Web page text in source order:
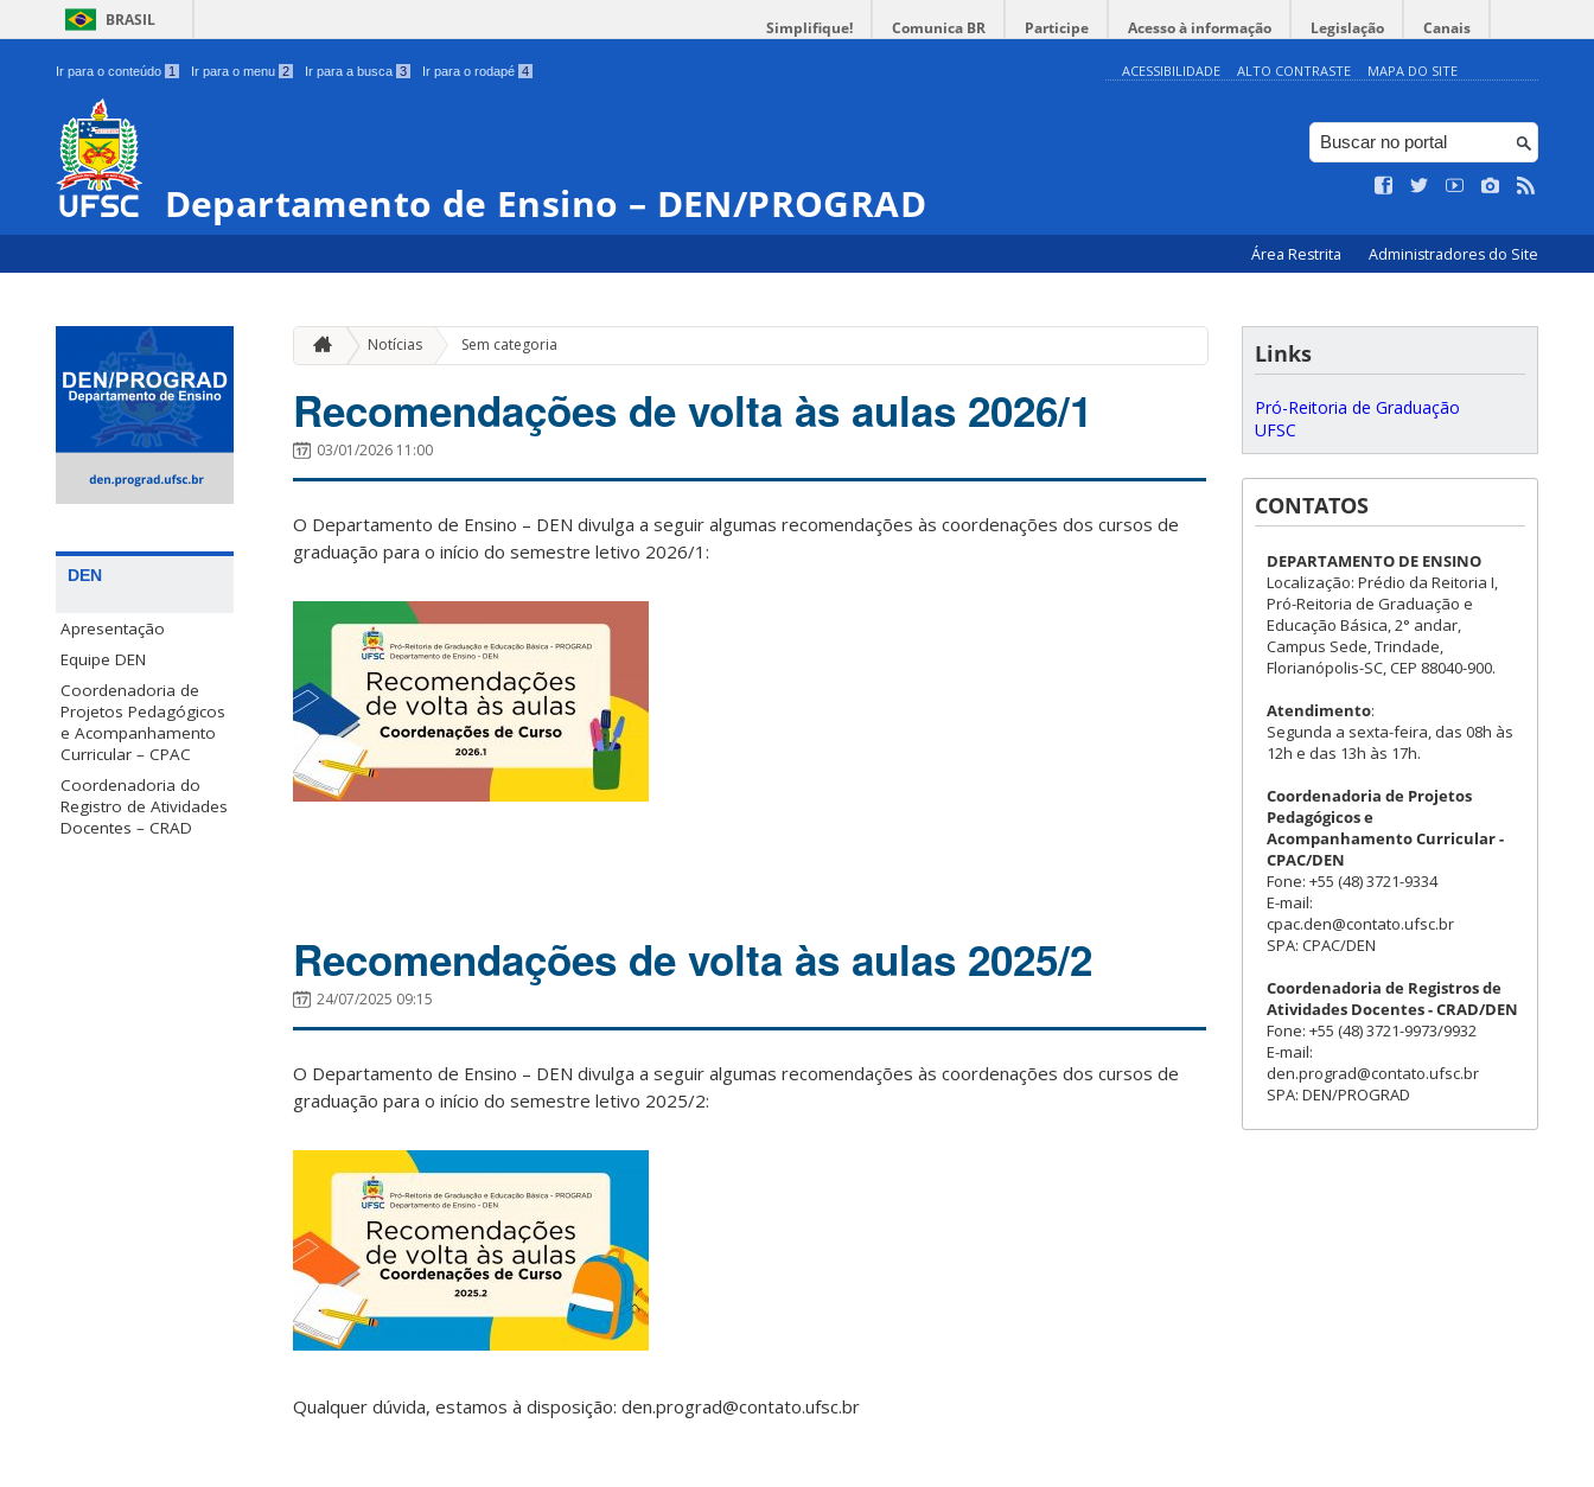
BRASIL Simplifique! Comunica BR Participe Acesso à informação Legislação Canais
Ir para o conteúdo 1 Ir para o menu 2 Ir para a busca 3 Ir para o rodapé 4 ACESSIBILIDADE ALTO CONTRASTE MAPA DO SITE
Departamento de Ensino – DEN/PROGRAD
Área Restrita Administradores do Site
DEN
Apresentação
Equipe DEN
Coordenadoria de
Projetos Pedagógicos
e Acompanhamento
Curricular – CPAC
Coordenadoria do
Registro de Atividades
Docentes – CRAD
Notícias Sem categoria
Recomendações de volta às aulas 2026/1
03/01/2026 11:00
O Departamento de Ensino – DEN divulga a seguir algumas recomendações às coordenações dos cursos de
graduação para o início do semestre letivo 2026/1:
Recomendações de volta às aulas 2025/2
24/07/2025 09:15
O Departamento de Ensino – DEN divulga a seguir algumas recomendações às coordenações dos cursos de
graduação para o início do semestre letivo 2025/2:
Qualquer dúvida, estamos à disposição: den.prograd@contato.ufsc.br
Links
Pró-Reitoria de Graduação
UFSC
CONTATOS
DEPARTAMENTO DE ENSINO
Localização: Prédio da Reitoria I,
Pró-Reitoria de Graduação e
Educação Básica, 2° andar,
Campus Sede, Trindade,
Florianópolis-SC, CEP 88040-900.
Atendimento:
Segunda a sexta-feira, das 08h às
12h e das 13h às 17h.
Coordenadoria de Projetos
Pedagógicos e
Acompanhamento Curricular -
CPAC/DEN
Fone: +55 (48) 3721-9334
E-mail:
cpac.den@contato.ufsc.br
SPA: CPAC/DEN
Coordenadoria de Registros de
Atividades Docentes - CRAD/DEN
Fone: +55 (48) 3721-9973/9932
E-mail:
den.prograd@contato.ufsc.br
SPA: DEN/PROGRAD